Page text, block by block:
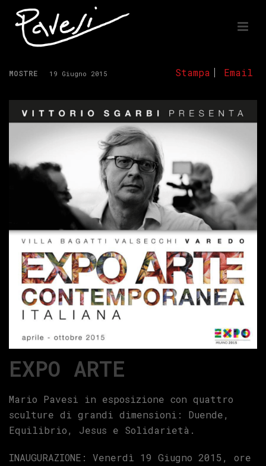
Stampa Email
MOSTRE 19 Giugno 2015
EXPO ARTE
Mario Pavesi in esposizione con quattro
sculture di grandi dimensioni: Duende,
Equilibrio, Jesus e Solidarietà.
INAUGURAZIONE: Venerdì 19 Giugno 2015, ore